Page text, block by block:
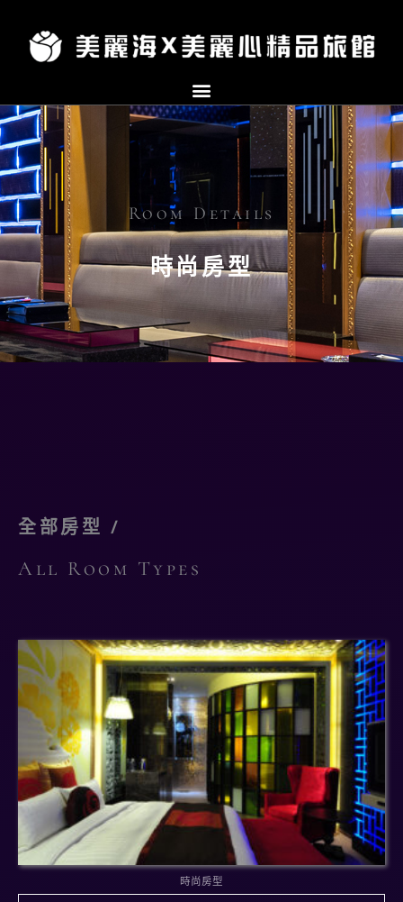
內
容
Room Details
時尚房型
全部房型 /
All Room Types
時尚房型